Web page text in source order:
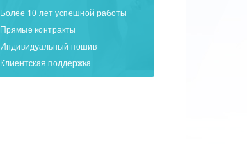
Более 10 лет успешной работы
Прямые контракты
Индивидуальный пошив
Клиентская поддержка